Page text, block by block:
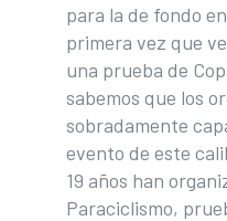
para la de fondo
primera vez que
una prueba de
sabemos que los
sobradamente
evento de este
19 años han
Paraciclismo,